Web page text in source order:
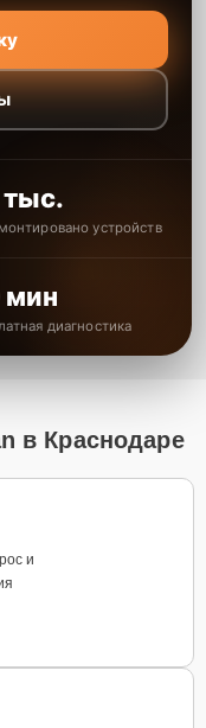
тыс.
устройств
мин
диагностика
в Краснодаре
и